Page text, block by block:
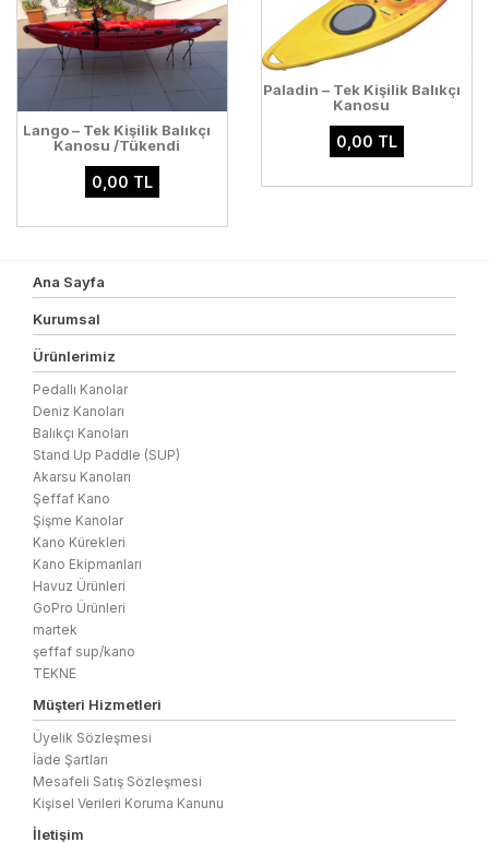
Lango – Tek Kişilik Balıkçı
Kanosu /Tükendi
0,00 TL
Paladin – Tek Kişilik Balıkçı
Kanosu
0,00 TL
Ana Sayfa
Kurumsal
Ürünlerimiz
Pedallı Kanolar
Deniz Kanoları
Balıkçı Kanoları
Stand Up Paddle (SUP)
Akarsu Kanoları
Şeffaf Kano
Şişme Kanolar
Kano Kürekleri
Kano Ekipmanları
Havuz Ürünleri
GoPro Ürünleri
martek
şeffaf sup/kano
TEKNE
Müşteri Hizmetleri
Üyelik Sözleşmesi
İade Şartları
Mesafeli Satış Sözleşmesi
Kişisel Verileri Koruma Kanunu
İletişim